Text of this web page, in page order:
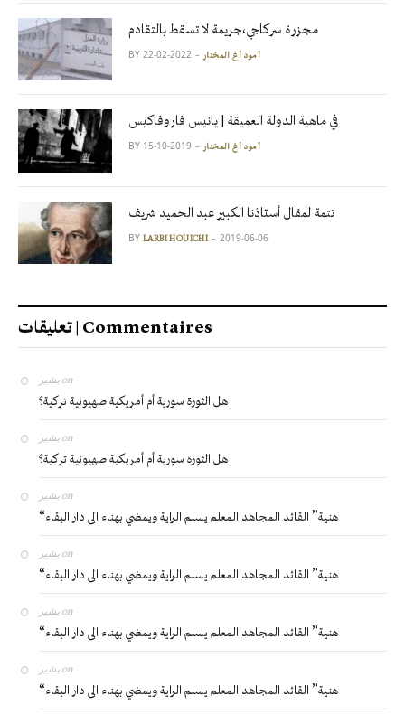
مجزرة سركاجي،جريمة لا تسقط بالتقادم
BY آمود أغ المختار 2022-02-22
في ماهية الدولة العميقة | يانيس فاروفاكيس
BY آمود أغ المختار 2019-10-15
تتمة لمقال أستاذنا الكبير عبد الحميد شريف
BY LARBI HOUICHI 2019-06-06
تعليقات | Commentaires
بشير on
هل الثورة سورية أم أمريكية صهيونية تركية؟
بشير on
هل الثورة سورية أم أمريكية صهيونية تركية؟
بشير on
“هنية” القائد المجاهد المعلم يسلم الراية ويمضي بهناء الى دار البقاء
بشير on
“هنية” القائد المجاهد المعلم يسلم الراية ويمضي بهناء الى دار البقاء
بشير on
“هنية” القائد المجاهد المعلم يسلم الراية ويمضي بهناء الى دار البقاء
بشير on
“هنية” القائد المجاهد المعلم يسلم الراية ويمضي بهناء الى دار البقاء